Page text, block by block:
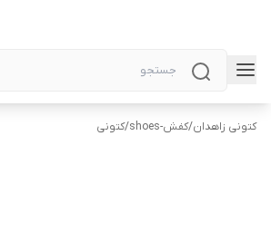
کتونی زاهدان/کفش-shoes /کتونی